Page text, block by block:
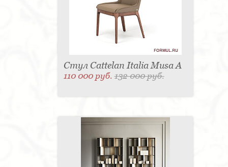
Стул Cattelan Italia Musa A
110 000 руб.132 000 руб.